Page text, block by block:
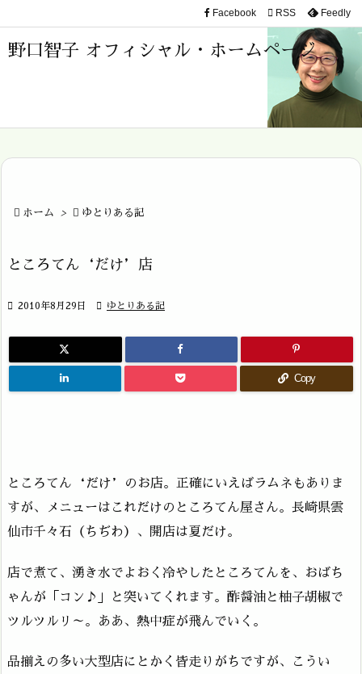
野口智子 オフィシャル・ホームページ

メニュ

サイド

前へ

Facebook  RSS Feedly
 ホーム >  ゆとりある記
ところてん‘だけ’店
 2010年8月29日  ゆとりある記
Copy
ところてん‘だけ’のお店。正確にいえばラムネもありま
すが、メニューはこれだけのところてん屋さん。長崎県雲
仙市千々石（ちぢわ）、開店は夏だけ。
店で煮て、湧き水でよおく冷やしたところてんを、おばち
ゃんが「コン♪」と突いてくれます。酢醤油と柚子胡椒で
ツルツルリ～。ああ、熱中症が飛んでいく。
品揃えの多い大型店にとかく皆走りがちですが、こうい